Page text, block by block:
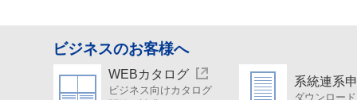
ビジネスのお客様へ
WEBカタログ
ビジネス向けカタログ
系統連系
ダウンロード